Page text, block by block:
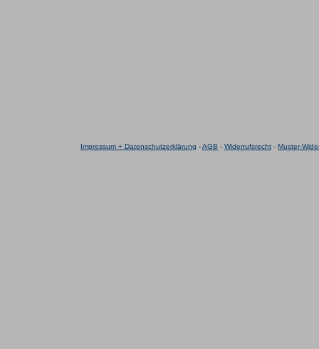
Impressum + Datenschutzerklärung -AGB - Widerrufsrecht - Muster-